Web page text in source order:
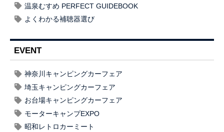
温泉むすめ PERFECT GUIDEBOOK
よくわかる補聴器選び
EVENT
神奈川キャンピングカーフェア
埼玉キャンピングカーフェア
お台場キャンピングカーフェア
モーターキャンプEXPO
昭和レトロカーミート